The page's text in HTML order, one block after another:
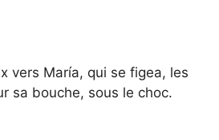
vers María, qui se figea, les
sa bouche, sous le choc.